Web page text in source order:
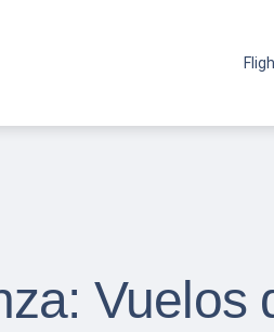
Vuelos